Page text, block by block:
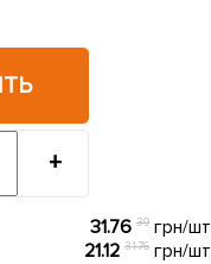
+
31.76 39грн/шт
21.12 31.76грн/шт